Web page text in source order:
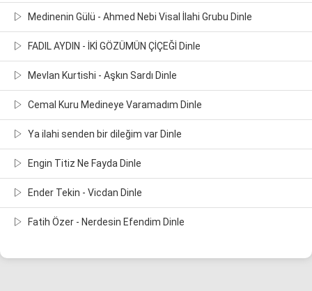
Medinenin Gülü - Ahmed Nebi Visal İlahi Grubu Dinle
FADIL AYDIN - İKİ GÖZÜMÜN ÇİÇEĞİ Dinle
Mevlan Kurtishi - Aşkın Sardı Dinle
Cemal Kuru Medineye Varamadım Dinle
Ya ilahi senden bir dileğim var Dinle
Engin Titiz Ne Fayda Dinle
Ender Tekin - Vicdan Dinle
Fatih Özer - Nerdesin Efendim Dinle